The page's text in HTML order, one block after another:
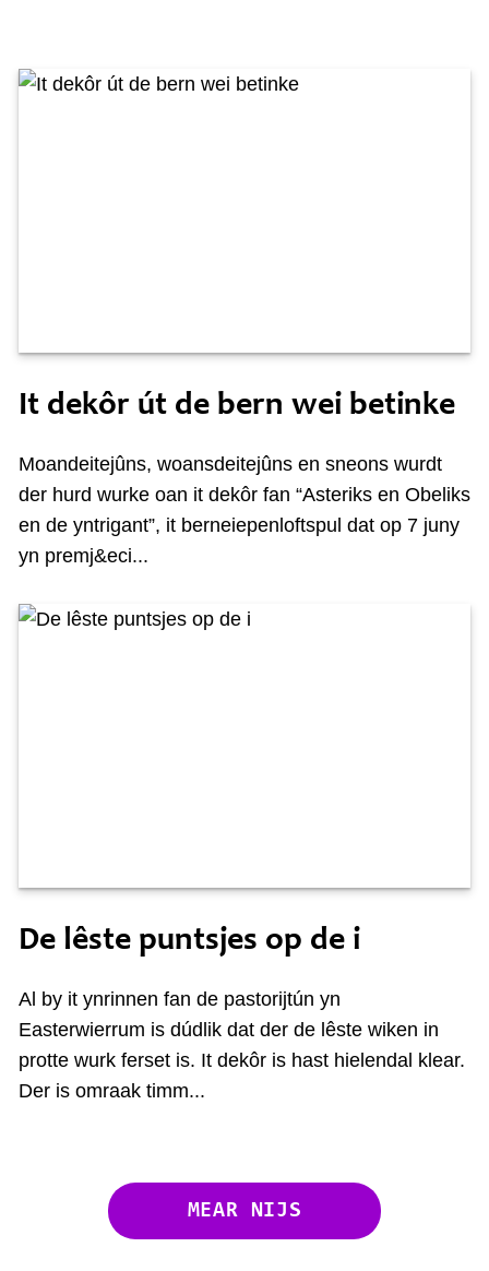
It dekôr út de bern wei betinke
Moandeitejûns, woansdeitejûns en sneons wurdt
der hurd wurke oan it dekôr fan “Asteriks en Obeliks
en de yntrigant”, it berneiepenloftspul dat op 7 juny
yn premj&eci...
De lêste puntsjes op de i
Al by it ynrinnen fan de pastorijtún yn
Easterwierrum is dúdlik dat der de lêste wiken in
protte wurk ferset is. It dekôr is hast hielendal klear.
Der is omraak timm...
MEAR NIJS